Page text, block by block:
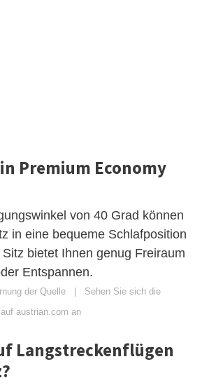
Premium Economy
von 40 Grad können
in eine bequeme Schlafposition
bietet Ihnen genug Freiraum
Entspannen.
der Quelle | Sehen Sie sich die
austrian.com an
Langstreckenflügen